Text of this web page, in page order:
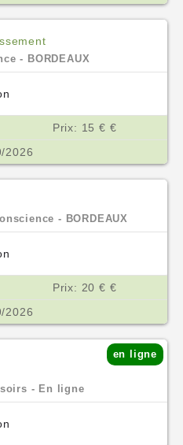
- BORDEAUX
Prix: 15 € €
2026
- BORDEAUX
Prix: 20 € €
2026
en ligne
- En ligne